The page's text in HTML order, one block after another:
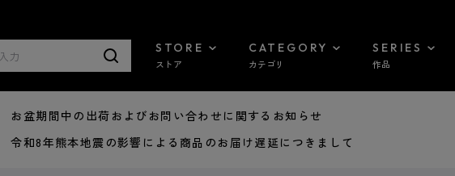
STORE
ストア
CATEGORY
カテゴリ
SERIES
作品
盆期間中の出荷およびお問い合わせに関するお知らせ
和8年熊本地震の影響による商品のお届け遅延につきまして